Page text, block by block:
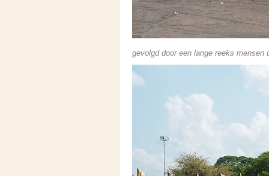
gevolgd door een lange reeks mensen